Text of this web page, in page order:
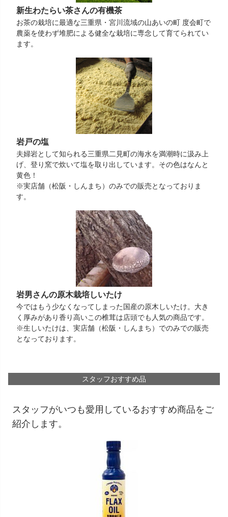
新生わたらい茶さんの有機茶
お茶の栽培に最適な三重県・宮川流域の山あいの町 度会町で
農薬を使わず堆肥による健全な栽培に専念して育てられてい
ます。
岩戸の塩
夫婦岩として知られる三重県二見町の海水を満潮時に汲み上
げ、登り窯で炊いて塩を取り出しています。その色はなんと
黄色！
※実店舗（松阪・しんまち）のみでの販売となっておりま
す。
岩男さんの原木栽培しいたけ
今ではもう少なくなってしまった国産の原木しいたけ。大き
く厚みがあり香り高いこの椎茸は店頭でも人気の商品です。
※生しいたけは、実店舗（松阪・しんまち）でのみでの販売
となっております。
スタッフおすすめ品
スタッフがいつも愛用しているおすすめ商品をご
紹介します。